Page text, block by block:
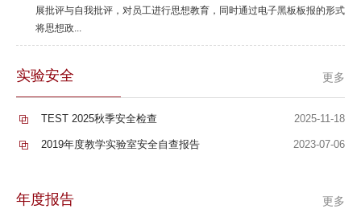
展批评与自我批评，对员工进行思想教育，同时通过电子黑板板报的形式
将思想政...
更多
实验安全
2025-11-18
TEST 2025秋季安全检查
2023-07-06
2019年度教学实验室安全自查报告
更多
年度报告